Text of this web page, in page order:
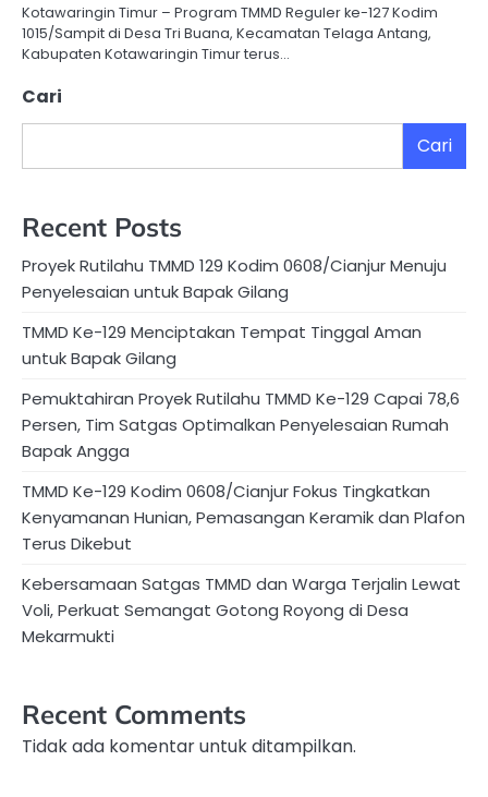
Kotawaringin Timur – Program TMMD Reguler ke-127 Kodim
1015/Sampit di Desa Tri Buana, Kecamatan Telaga Antang,
Kabupaten Kotawaringin Timur terus…
Cari
Cari
Recent Posts
Proyek Rutilahu TMMD 129 Kodim 0608/Cianjur Menuju
Penyelesaian untuk Bapak Gilang
TMMD Ke-129 Menciptakan Tempat Tinggal Aman
untuk Bapak Gilang
Pemuktahiran Proyek Rutilahu TMMD Ke-129 Capai 78,6
Persen, Tim Satgas Optimalkan Penyelesaian Rumah
Bapak Angga
TMMD Ke-129 Kodim 0608/Cianjur Fokus Tingkatkan
Kenyamanan Hunian, Pemasangan Keramik dan Plafon
Terus Dikebut
Kebersamaan Satgas TMMD dan Warga Terjalin Lewat
Voli, Perkuat Semangat Gotong Royong di Desa
Mekarmukti
Recent Comments
Tidak ada komentar untuk ditampilkan.